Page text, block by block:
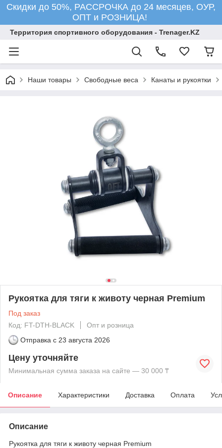
Скидки до 50%, РАССРОЧКА до 24 месяцев, ОУР,
ОПТ и РОЗНИЦА!
Территория спортивного оборудования - Trenager.KZ
Наши товары Свободные веса Канаты и рукоятки
Рукоятка для тяги к животу черная Premium
Под заказ
Код: FT-DTH-BLACK
Опт и розница
Отправка с 23 августа 2026
Цену уточняйте
Минимальная сумма заказа на сайте — 30 000 ₸
Описание Характеристики Доставка Оплата
Описание
Рукоятка для тяги к животу черная Premium